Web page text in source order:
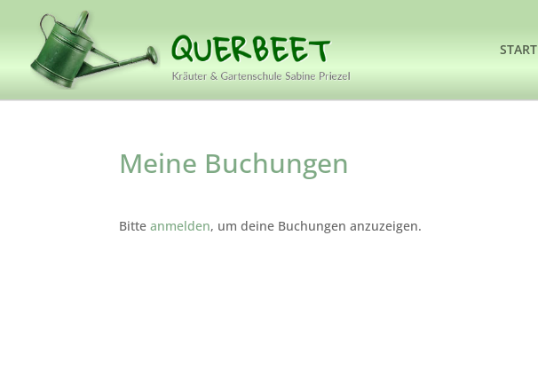
START
Meine Buchungen
Bitteanmelden, um deine Buchungen anzuzeigen.